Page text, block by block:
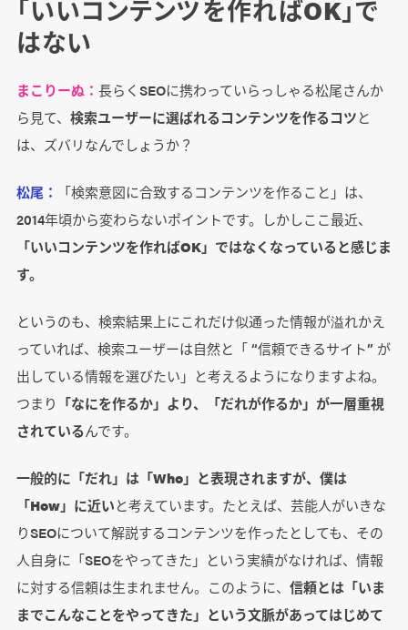
「いいコンテンツを作ればOK」で
はない
まこりーぬ： 長らくSEOに携わっていらっしゃる松尾さんか
ら見て、 検索ユーザーに選ばれるコンテンツを作るコツと
は、ズバリなんでしょうか？
松尾：
「検索意図に合致するコンテンツを作ること」は、
2014年頃から変わらないポイントです。しかしここ最近、
「いいコンテンツを作ればOK」ではなくなっていると感じま
す。
というのも、検索結果上にこれだけ似通った情報が溢れかえ
っていれば、検索ユーザーは自然と「 “信頼できるサイト” が
出している情報を選びたい」と考えるようになりますよね。
つまり 「なにを作るか」より、「だれが作るか」が一層重視
されているんです。
一般的に「だれ」は「Who」と表現されますが、僕は
「How」に近いと考えています。たとえば、芸能人がいきな
りSEOについて解説するコンテンツを作ったとしても、その
人自身に「SEOをやってきた」という実績がなければ、情報
に対する信頼は生まれません。このように、 信頼とは「いま
までこんなことをやってきた」という文脈があってはじめて